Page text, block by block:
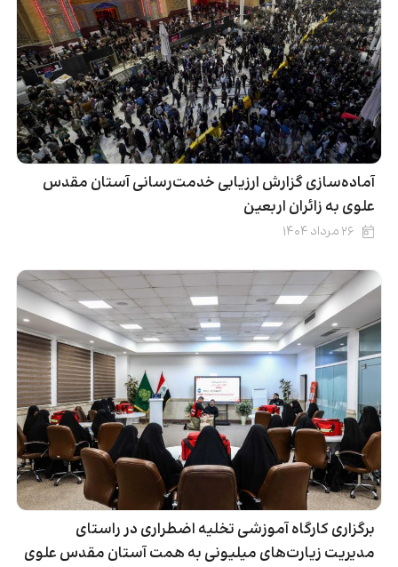
آماده‌سازی گزارش ارزیابی خدمت‌رسانی آستان مقدس
علوی به زائران اربعین
۲۶ مرداد ۱۴۰۴
برگزاری کارگاه آموزشی تخلیه اضطراری در راستای
مدیریت زیارت‌های میلیونی به همت آستان مقدس علوی